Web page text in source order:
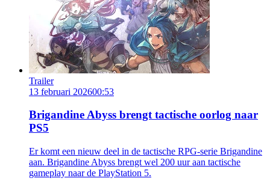
Trailer
13 februari 202600:53
Brigandine Abyss brengt tactische oorlog naar
PS5
Er komt een nieuw deel in de tactische RPG-serie Brigandine
aan. Brigandine Abyss brengt wel 200 uur aan tactische
gameplay naar de PlayStation 5.